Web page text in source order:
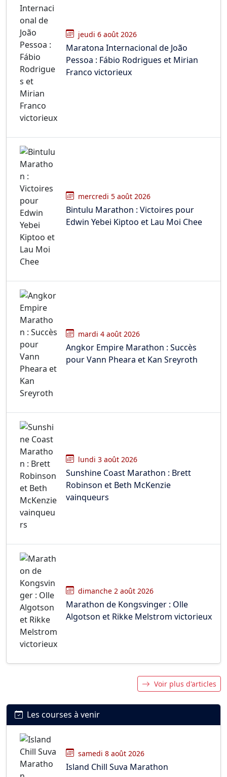
jeudi 6 août 2026
Maratona Internacional de João
Pessoa : Fábio Rodrigues et Mirian
Franco victorieux
mercredi 5 août 2026
Bintulu Marathon : Victoires pour
Edwin Yebei Kiptoo et Lau Moi Chee
mardi 4 août 2026
Angkor Empire Marathon : Succès
pour Vann Pheara et Kan Sreyroth
lundi 3 août 2026
Sunshine Coast Marathon : Brett
Robinson et Beth McKenzie
vainqueurs
dimanche 2 août 2026
Marathon de Kongsvinger : Olle
Algotson et Rikke Melstrom victorieux
Voir plus d'articles
Les courses à venir
samedi 8 août 2026
Island Chill Suva Marathon